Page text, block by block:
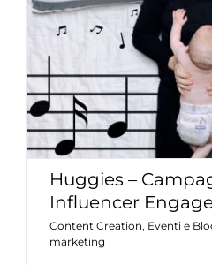
Huggies –
Content Creation Eventi
Huggies –
Influencer
Content Creation, Eventi e
marketing